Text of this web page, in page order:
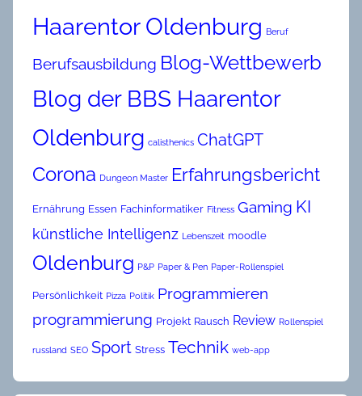
Haarentor Oldenburg Beruf
Berufsausbildung Blog-Wettbewerb
Blog der BBS Haarentor
Oldenburg calisthenics ChatGPT
Corona Dungeon Master Erfahrungsbericht
Ernährung Essen Fachinformatiker Fitness Gaming KI
künstliche Intelligenz Lebenszeit moodle
Oldenburg P&P Paper & Pen Paper-Rollenspiel
Persönlichkeit Pizza Politik Programmieren
programmierung Projekt Rausch Review Rollenspiel
russland SEO Sport Stress Technik web-app